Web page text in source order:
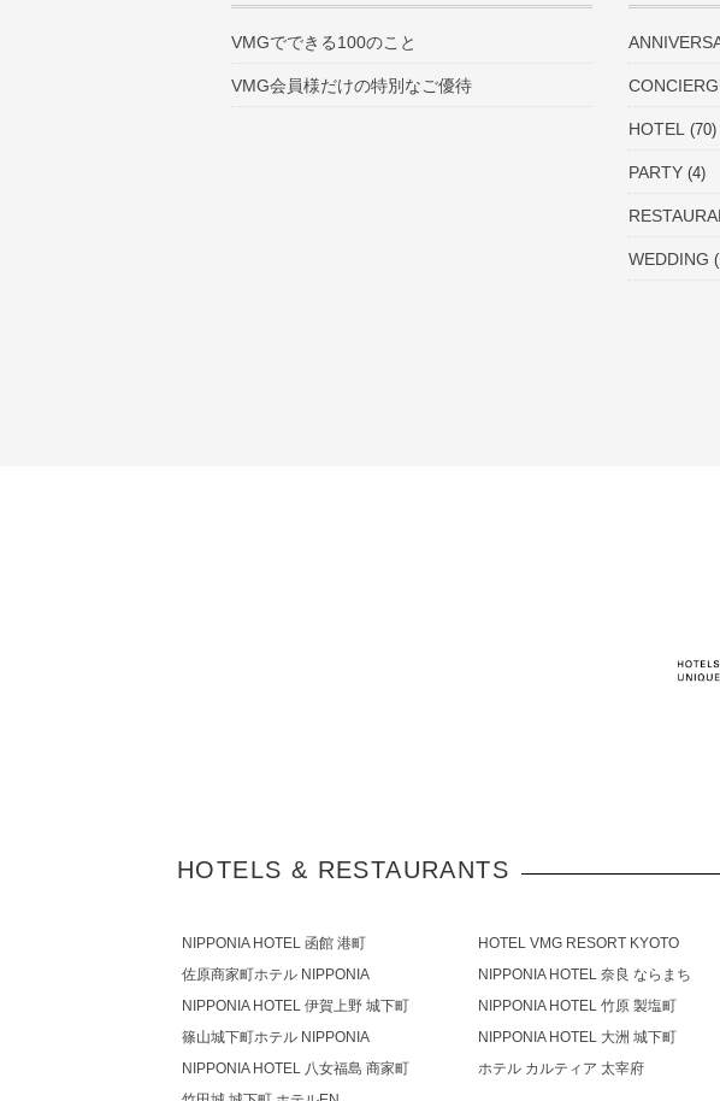
VMGでできる100のこと
VMG会員様だけの特別なご優待
HOTEL (70)
PARTY (4)
WEDDING
HOTELS & RESTAURANTS
NIPPONIA HOTEL 函館 港町
HOTEL VMG RESORT KYOTO
佐原商家町ホテル NIPPONIA
NIPPONIA HOTEL 奈良 ならまち
NIPPONIA HOTEL 伊賀上野 城下町
NIPPONIA HOTEL 竹原 製塩町
篠⼭城下町ホテル NIPPONIA
NIPPONIA HOTEL 大洲 城下町
NIPPONIA HOTEL 八女福島 商家町
ホテル カルティア 太宰府